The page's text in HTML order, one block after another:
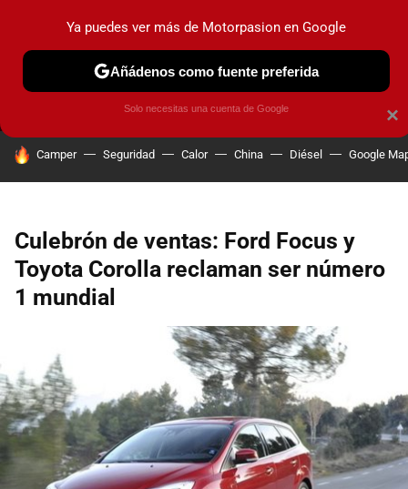
MENÚ NUEVO
COCHES ELÉCTRICOS OBSERVATORIO
HOY SE HABLA DE
Camper Seguridad Calor China Diésel Google
Culebrón de ventas: Ford Focus y
Toyota Corolla reclaman ser número
1 mundial
×
Ya puedes ver más de Motorpasion en Google
Añádenos como fuente preferida
Solo necesitas una cuenta de Google